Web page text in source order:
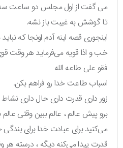
می گفت از اول مجلس دو ساعت سه
تا گوشش به غیبت باز نشه.
اینجوری قصه اینه آدم اونجا که نباید
خب و اذا قویه می‌فرماید هر وقت
فقو علی طاعه الله
اسباب طاعت خدا رو فراهم بکن.
زور داری قدرت داری حال داری نشاط
برو پیش عالم ، عالم ببین وقتی عالم
می‌کنید برای عبادت خدا برای بندگی
قدرت پیدا می‌کنه دیگه ، درسته